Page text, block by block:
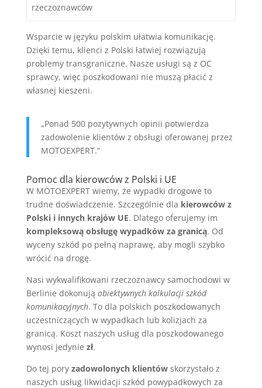
rzeczoznawców
Wsparcie w języku polskim ułatwia komunikację.
Dzięki temu, klienci z Polski łatwiej rozwiązują
problemy transgraniczne. Nasze usługi są z OC
sprawcy, więc poszkodowani nie muszą płacić z
własnej kieszeni.
„Ponad 500 pozytywnych opinii potwierdza
zadowolenie klientów z obsługi oferowanej przez
MOTOEXPERT.”
Pomoc dla kierowców z Polski i UE
W MOTOEXPERT wiemy, że wypadki drogowe to
trudne doświadczenie. Szczególnie dla kierowców z
Polski i innych krajów UE. Dlatego oferujemy im
kompleksową obsługę wypadków za granicą. Od
wyceny szkód po pełną naprawę, aby mogli szybko
wrócić na drogę.
Nasi wykwalifikowani rzeczoznawcy samochodowi w
Berlinie dokonują obiektywnych kalkulacji szkód
komunikacyjnych. To dla polskich poszkodowanych
uczestniczących w wypadkach lub kolizjach za
granicą. Koszt naszych usług dla poszkodowanego
wynosi jedynie zł.
Do tej pory zadowolonych klientówskorzystało z
naszych usług likwidacji szkód powypadkowych za